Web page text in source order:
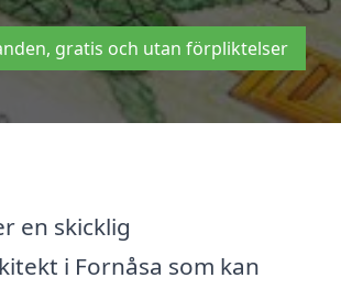
gratis och utan förpliktelser
en skicklig
i Fornåsa som kan